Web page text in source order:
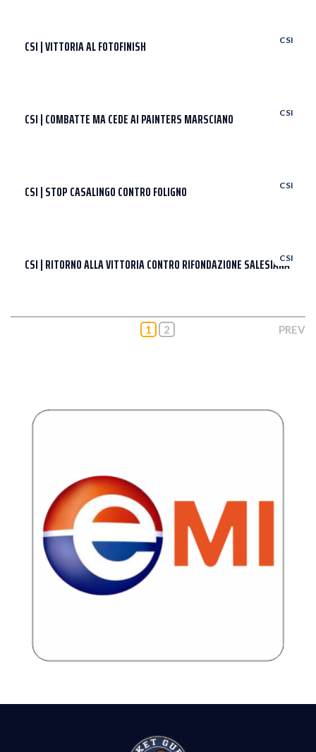
CSI
CSI | VITTORIA AL FOTOFINISH
CSI
CSI | COMBATTE MA CEDE AI PAINTERS MARSCIANO
CSI
CSI | STOP CASALINGO CONTRO FOLIGNO
CSI
CSI | RITORNO ALLA VITTORIA CONTRO RIFONDAZIONE SALESIANA
1 2 PREV